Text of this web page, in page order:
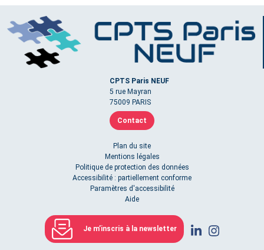
CPTS Paris NEUF
5 rue Mayran
75009 PARIS
Contact
Plan du site
Mentions légales
Politique de protection des données
Accessibilité : partiellement conforme
Paramètres d'accessibilité
Aide
Je m’inscris à la newsletter